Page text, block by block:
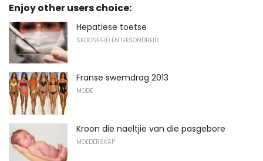
Enjoy other users choice:
Hepatiese toetse
SKOONHEID EN GESONDHEID
Franse swemdrag 2013
MODE
Kroon die naeltjie van die pasgebore
MOEDERSKAP